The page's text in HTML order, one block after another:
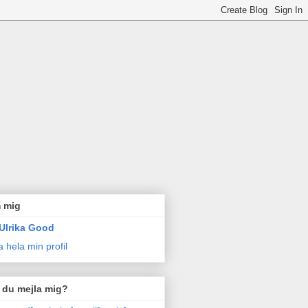
mig
Good
hela min profil
mejla mig?